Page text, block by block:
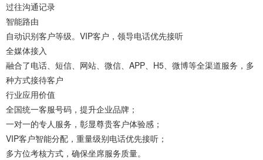
过往沟通记录
智能路由
自动识别客户等级。VIP客户，领导电话优先接听
全媒体接入
融合了电话、短信、网站、微信、APP、H5、微博等全渠道服务，多
种方式接待客户
行业应用价值
全国统一客服号码，提升企业品牌；
一对一的专人服务，彰显尊贵客户体验感；
VIP客户智能分配，重量级别电话优先接听；
多方位考核方式，确保坐席服务质量。